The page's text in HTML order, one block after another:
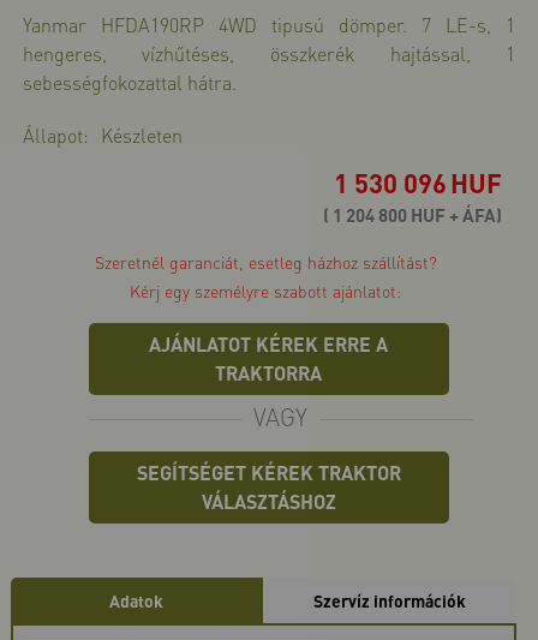
>>
Yanmar HFDA190RP 4WD tipusú dömper. 7 LE-s, 1
hengeres, vízhűtéses, összkerék hajtással, 1
sebességfokozattal hátra.
Állapot: Készleten
1 530 096HUF
( 1 204 800 HUF + ÁFA)
Szeretnél garanciát, esetleg házhoz szállítást?
Kérj egy személyre szabott ajánlatot:
AJÁNLATOT KÉREK ERRE A
TRAKTORRA
VAGY
SEGÍTSÉGET KÉREK TRAKTOR
VÁLASZTÁSHOZ
Adatok Szervíz információk